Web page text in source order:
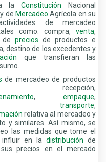
la Constitución Nacional
de Mercadeo Agrícola en su
de mercadeo
como: compra,venta,
de precios de productos e
destino de los excedentes y
que transfieran las
de mercadeo de productos
, empaque,
transporte,
relativa al mercadeo y
y similares. Así mismo, se
las medidas que tome el
influir en la distribución de
precios en el mercado